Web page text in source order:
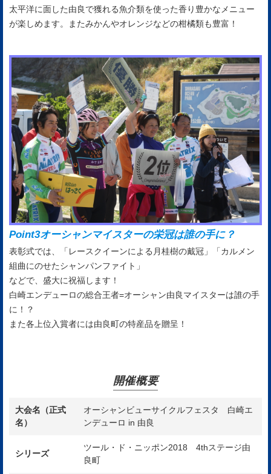
太平洋に面した由良で獲れる魚介類を使った香り豊かなメニュー
が楽しめます。またみかんやオレンジなどの柑橘類も豊富！
Point3オーシャンマイスターの栄冠は誰の手に？
表彰式では、「レースクイーンによる月桂樹の戴冠」「カルメン
組曲にのせたシャンパンファイト」
などで、盛大に祝福します！
白崎エンデューロの総合王者=オーシャン由良マイスターは誰の手
に！？
また各上位入賞者には由良町の特産品を贈呈！
開催概要
大会名（正式
名）
オーシャンビューサイクルフェスタ 白崎エ
ンデューロ in 由良
シリーズ
ツール・ド・ニッポン2018 4thステージ由
良町